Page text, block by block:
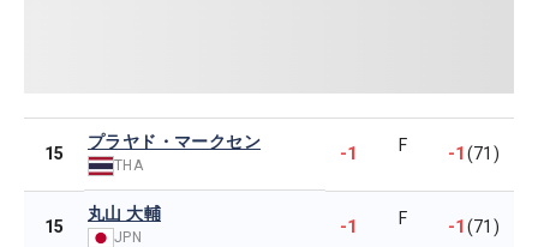
15
プラヤド・マークセン
THA
-1 F -1(71)
15
丸山 大輔
JPN -1 F -1(71)